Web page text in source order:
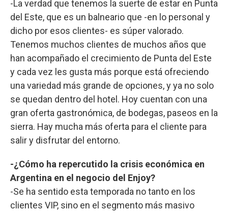
-La verdad que tenemos la suerte de estar en Punta
del Este, que es un balneario que -en lo personal y
dicho por esos clientes- es súper valorado.
Tenemos muchos clientes de muchos años que
han acompañado el crecimiento de Punta del Este
y cada vez les gusta más porque está ofreciendo
una variedad más grande de opciones, y ya no solo
se quedan dentro del hotel. Hoy cuentan con una
gran oferta gastronómica, de bodegas, paseos en la
sierra. Hay mucha más oferta para el cliente para
salir y disfrutar del entorno.
-¿Cómo ha repercutido la crisis económica en
Argentina en el negocio del Enjoy?
-Se ha sentido esta temporada no tanto en los
clientes VIP, sino en el segmento más masivo